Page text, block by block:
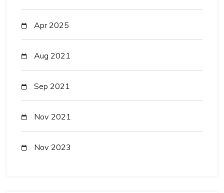
Apr 2025
Aug 2021
Sep 2021
Nov 2021
Nov 2023